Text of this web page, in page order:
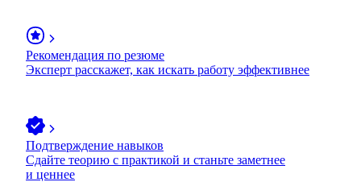
Рекомендация по резюме
Эксперт расскажет, как искать работу эффективнее
Подтверждение навыков
Сдайте теорию с практикой и станьте заметнее
и ценнее